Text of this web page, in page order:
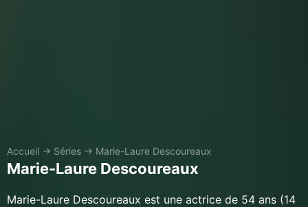
Accueil → Séries → Marie-Laure Descoureaux
Marie-Laure Descoureaux
Marie-Laure Descoureaux est une actrice de 54 ans (14